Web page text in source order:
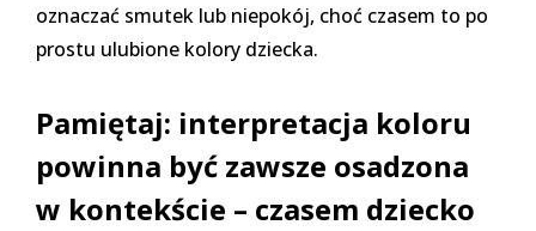
oznaczać smutek lub niepokój, choć czasem to po
prostu ulubione kolory dziecka.
Pamiętaj: interpretacja koloru
powinna być zawsze osadzona
w kontekście – czasem dziecko